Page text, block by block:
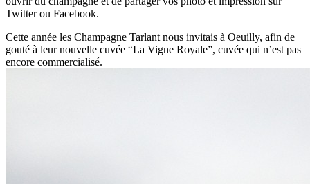
Twitter ou Facebook.
Cette année les Champagne Tarlant nous invitais à Oeuilly, afin de
gouté à leur nouvelle cuvée “La Vigne Royale”, cuvée qui n’est pas
encore commercialisé.